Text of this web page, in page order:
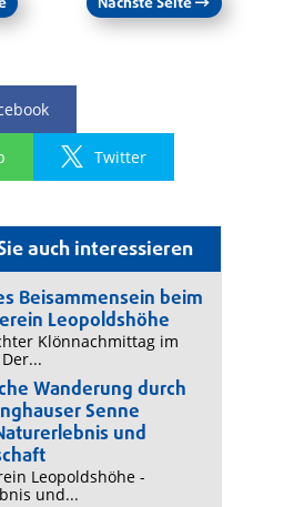
auch interessieren
Beisammensein beim
Leopoldshöhe
Klönnachmittag im
Wanderung durch
Senne
und
Leopoldshöhe -
und...
Twitter